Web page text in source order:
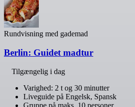
Rundvisning med gademad
Berlin: Guidet madtur
Tilgængelig i dag
Varighed: 2 t og 30 minutter
Liveguide på Engelsk, Spansk
Gruppe på maks. 10 personer